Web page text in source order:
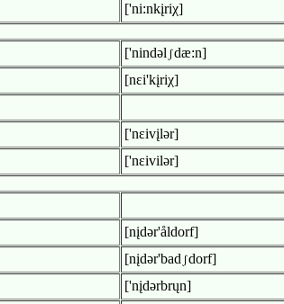
['ni:nkįriχ]
['nindəl dæ:n]
[nεi'kįriχ]
['nεivįlər]
['nεivilər]
[nįdər'åldorf]
[nįdər'bad dorf]
['nįdərbrųn]